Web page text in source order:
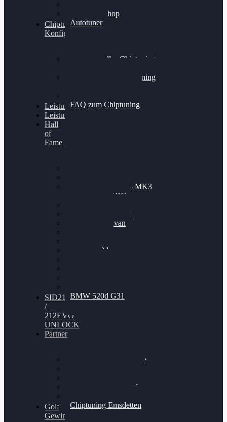
Alientech Shop
Autotuner
Chiptuning
Konfigurator
Professionelles Chiptuning
Professionelles Chiptuning
FAQ zum Chiptuning
Leistungsmessung
Leistungsprüfstand
Hall
of
Fame
Nissan GT-R35 3.8 MK3
V6 TWINTURBO
VW Passat 2.0TDI
VW T6 Multivan
BMW 120d
BMW 520d G31
SID212
/
212EVO
UNLOCK
Partner
Bilgenroth Performance
Chiptuning Schüttorf
Chiptuning Emsdetten
Golf
Gewinnspiel